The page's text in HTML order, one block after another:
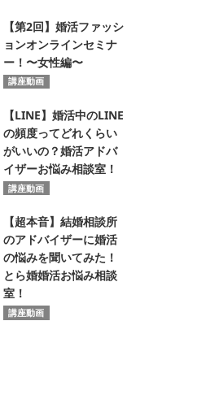
【第2回】婚活ファッシ
ョンオンラインセミナ
ー！〜女性編〜
講座動画
【LINE】婚活中のLINE
の頻度ってどれくらい
がいいの？婚活アドバ
イザーお悩み相談室！
講座動画
【超本音】結婚相談所
のアドバイザーに婚活
の悩みを聞いてみた！
とら婚婚活お悩み相談
室！
講座動画